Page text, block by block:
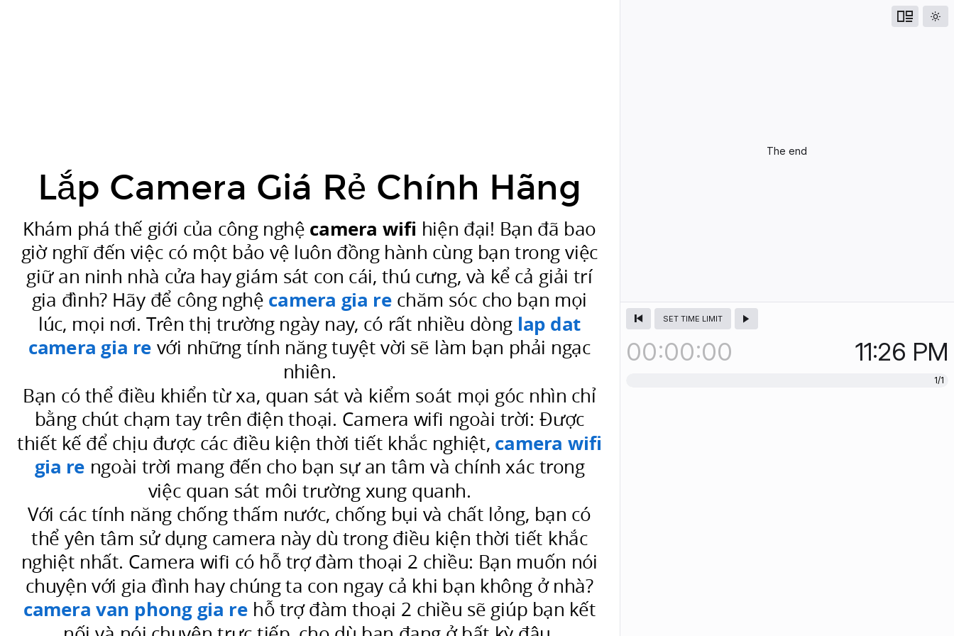
Lắp Camera Giá Rẻ Chính Hãng
Khám phá thế giới của công nghệ camera wifi hiện đại! Bạn đã bao
giờ nghĩ đến việc có một bảo vệ luôn đồng hành cùng bạn trong việc
giữ an ninh nhà cửa hay giám sát con cái, thú cưng, và kể cả giải trí
gia đình? Hãy để công nghệ camera gia re chăm sóc cho bạn mọi
lúc, mọi nơi. Trên thị trường ngày nay, có rất nhiều dòng lap dat
camera gia re với những tính năng tuyệt vời sẽ làm bạn phải ngạc
nhiên.
Bạn có thể điều khiển từ xa, quan sát và kiểm soát mọi góc nhìn chỉ
bằng chút chạm tay trên điện thoại. Camera wifi ngoài trời: Được
thiết kế để chịu được các điều kiện thời tiết khắc nghiệt, camera wifi
gia re ngoài trời mang đến cho bạn sự an tâm và chính xác trong
việc quan sát môi trường xung quanh.
Với các tính năng chống thấm nước, chống bụi và chất lỏng, bạn có
thể yên tâm sử dụng camera này dù trong điều kiện thời tiết khắc
nghiệt nhất. Camera wifi có hỗ trợ đàm thoại 2 chiều: Bạn muốn nói
chuyện với gia đình hay chúng ta con ngay cả khi bạn không ở nhà?
camera van phong gia re hỗ trợ đàm thoại 2 chiều sẽ giúp bạn kết
của
công
nghệ
camera
wifi
hiện
đại!
đã
bao
giờ
nghĩ
đến
việc
một
bảo
luôn
The end
SET TIME LIMIT
00 00 00 11:26 PM
1/1